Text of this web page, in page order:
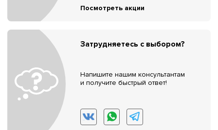
Посмотреть акции
Затрудняетесь с выбором?
Напишите нашим консультантам
и получите быстрый ответ!